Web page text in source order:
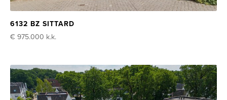
6132 BZ SITTARD
€ 975.000 k.k.